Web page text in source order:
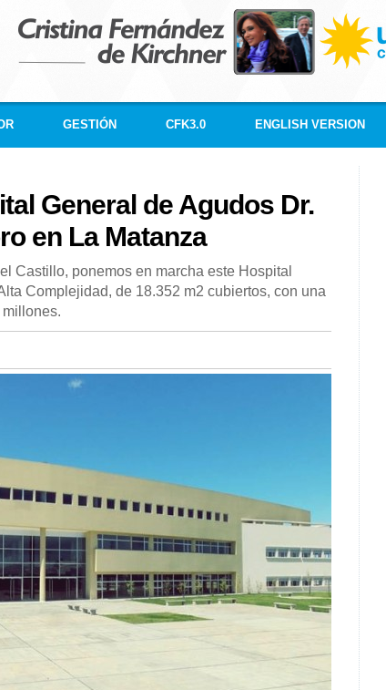
GESTIÓN CFK3.0 ENGLISH VERSION
General de Agudos Dr.
en La Matanza
Castillo, ponemos en marcha este Hospital
Complejidad, de 18.352 m2 cubiertos, con una